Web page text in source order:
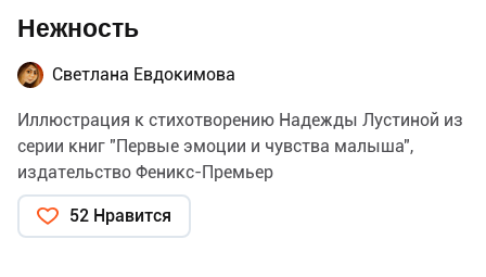
Нежность
Светлана Евдокимова
Иллюстрация к стихотворению Надежды Лустиной из
серии книг "Первые эмоции и чувства малыша",
издательство Феникс-Премьер
52 Нравится